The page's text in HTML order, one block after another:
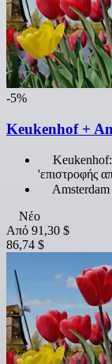
-5%
Keukenhof +
'επιστροφής
Amsterdam
Νέο
Από 91,30 $
86,74 $